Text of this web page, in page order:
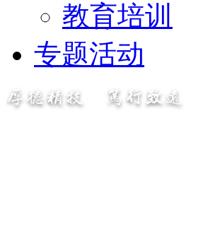
教育培训
专题活动
厚德精技 笃行致远